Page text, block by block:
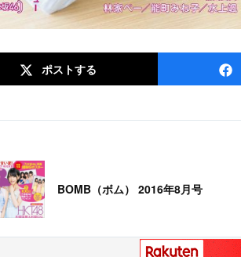
ポストする
BOMB（ボム） 2016年8月号